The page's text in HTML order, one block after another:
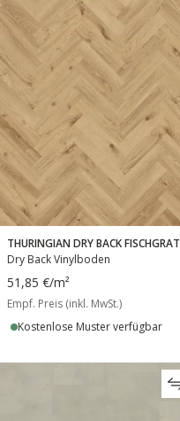
THURINGIAN DRY BACK FISCHGRAT
Dry Back Vinylboden
51,85 €/m²
Empf. Preis (inkl. MwSt.)
Kostenlose Muster verfügbar